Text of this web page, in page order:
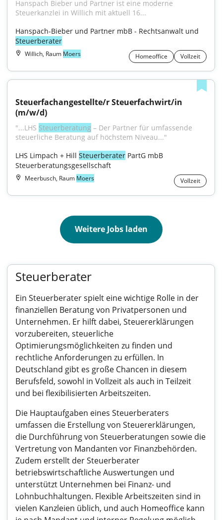
Hanspach Bieber und Partner ist eine moderne
Steuerkanzlei in Willich mit aktuell 16...
Steuerberater
Willich, Raum Moers Homeoffice Vollzeit
Steuerfachangestellte/r Steuerfachwirt/in
(m/w/d)
"...LHS Steuerberatung – Der Partner für umfassende
steuerliche Beratung auf höchstem Niveau..."
LHS Limpach + Hill Steuerberater PartG mbB
Steuerberatungsgesellschaft
Meerbusch, Raum Moers Vollzeit
Weitere Jobs laden
Steuerberater
Ein Steuerberater spielt eine wichtige Rolle in der
finanziellen Beratung von Privatpersonen und
Unternehmen. Er hilft dabei, Steuererklärungen
vorzubereiten, steuerliche
Optimierungsmöglichkeiten zu finden und
rechtliche Anforderungen zu erfüllen. In
Deutschland gibt es große Chancen in diesem
Berufsfeld, sowohl in Vollzeit als auch in Teilzeit
und bei flexibilisierten Arbeitszeiten.
Die Hauptaufgaben eines Steuerberaters
umfassen die Erstellung von Steuererklärungen,
die Durchführung von Steuerberatungen sowie die
Vertretung von Mandanten vor Finanzbehörden.
Zudem erstellt der Steuerberater
betriebswirtschaftliche Auswertungen und
unterstützt Unternehmen bei Finanz- und
Lohnbuchhaltungen. Flexible Arbeitszeiten sind in
vielen Kanzleien üblich, und auch Homeoffice kann